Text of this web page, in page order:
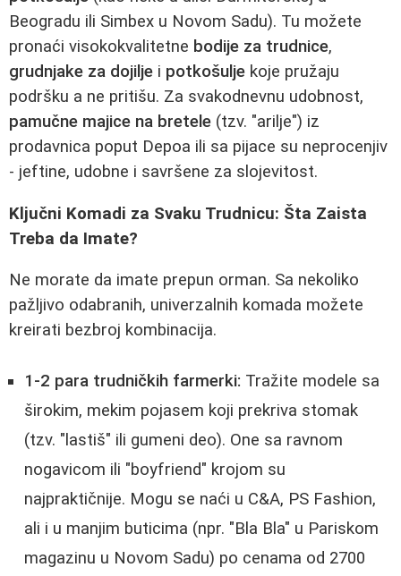
Beogradu ili Simbex u Novom Sadu). Tu možete
pronaći visokokvalitetne bodije za trudnice,
grudnjake za dojilje i potkošulje koje pružaju
podršku a ne pritišu. Za svakodnevnu udobnost,
pamučne majice na bretele (tzv. "arilje") iz
prodavnica poput Depoa ili sa pijace su neprocenjiv
- jeftine, udobne i savršene za slojevitost.
Ključni Komadi za Svaku Trudnicu: Šta Zaista
Treba da Imate?
Ne morate da imate prepun orman. Sa nekoliko
pažljivo odabranih, univerzalnih komada možete
kreirati bezbroj kombinacija.
1-2 para trudničkih farmerki: Tražite modele sa
širokim, mekim pojasem koji prekriva stomak
(tzv. "lastiš" ili gumeni deo). One sa ravnom
nogavicom ili "boyfriend" krojom su
najpraktičnije. Mogu se naći u C&A, PS Fashion,
ali i u manjim buticima (npr. "Bla Bla" u Pariskom
magazinu u Novom Sadu) po cenama od 2700